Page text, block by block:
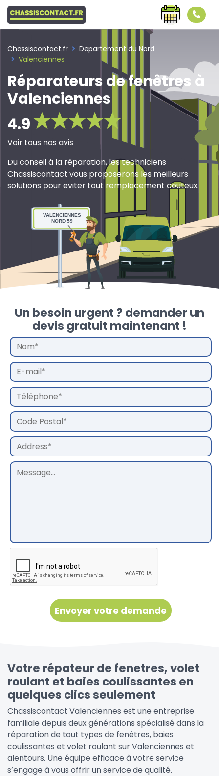
Chassiscontact.fr
Departement du Nord
Valenciennes
Réparateurs de fenêtres à
Valenciennes
4.9
Voir tous nos avis
Du conseil à la réparation, les techniciens
Chassiscontact vous proposerons les meilleurs
solutions pour éviter tout remplacement couteux.
VALENCIENNES
NORD 59
Un besoin urgent ? demander un
devis gratuit maintenant !
Votre répateur de fenetres, volet
roulant et baies coulissantes en
quelques clics seulement
Chassiscontact Valenciennes est une entreprise
familiale depuis deux générations spécialisé dans la
réparation de tout types de fenêtres, baies
coulissantes et volet roulant sur Valenciennes et
alentours. Une équipe efficace à votre service
s’engage à vous offrir un service de qualité.